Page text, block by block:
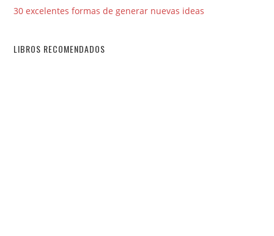
30 excelentes formas de generar nuevas ideas
LIBROS RECOMENDADOS